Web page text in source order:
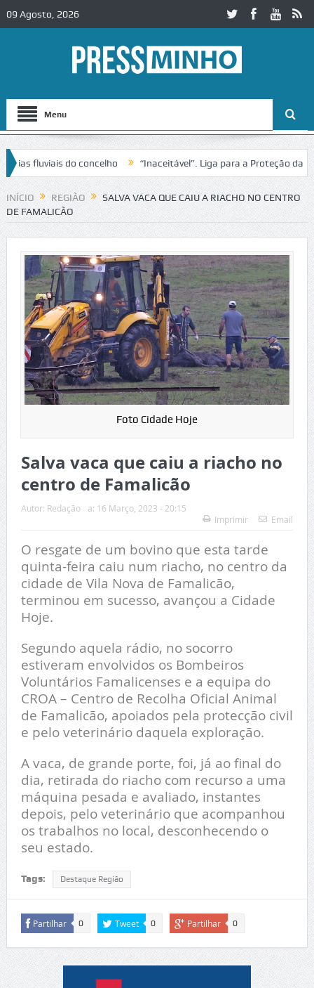
09 Agosto, 2026
Menu
fluviais do concelho “Inaceitável”. Liga para a Proteção da
no IC2 em Alcobaça Igreja do Castelo de Cerveira
INÍCIO REGIÃO
SALVA VACA QUE CAIU A RIACHO NO CENTRO
DE FAMALICÃO
Foto Cidade Hoje
Salva vaca que caiu a riacho no
centro de Famalicão
Autor: Redação a: 16 Março, 2023 - 20:15
Imprimir
Email
O resgate de um bovino que esta tarde
quinta-feira caiu num riacho, no centro da
cidade de Vila Nova de Famalicão,
terminou em sucesso, avançou a Cidade
Hoje.
Segundo aquela rádio, no socorro
estiveram envolvidos os Bombeiros
Voluntários Famalicenses e a equipa do
CROA – Centro de Recolha Oficial Animal
de Famalicão, apoiados pela protecção civil
e pelo veterinário daquela exploração.
A vaca, de grande porte, foi, já ao final do
dia, retirada do riacho com recurso a uma
máquina pesada e avaliado, instantes
depois, pelo veterinário que acompanhou
os trabalhos no local, desconhecendo o
seu estado.
Tags: Destaque Região
Partilhar 0 Tweet 0 Partilhar 0